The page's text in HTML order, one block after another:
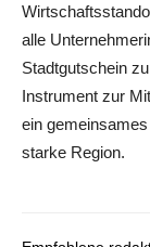
alle
Stadtgutschein
Instrument zur
ein
starke Region.